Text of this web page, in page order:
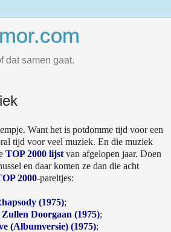
dat samen gaat.
Want het is potdomme tijd voor een
tijd voor veel muziek. En die muziek
TOP 2000 lijst van afgelopen jaar. Doen
en daar komen ze dan die acht
2000-pareltjes:
(1975);
Doorgaan (1975);
(Albumversie) (1975);